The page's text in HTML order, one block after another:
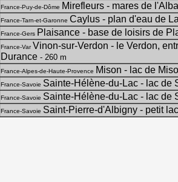
France-Puy-de-Dôme Mirefleurs - mares de
France-Tarn-et-Garonne Caylus - plan d'eau de
France-Gers Plaisance - base de loisirs de
France-VarVinon-sur-Verdon - le Verdon,
Durance - 260 m
France-Alpes-de-Haute-Provence Mison - lac de
France-Savoie Sainte-Hélène-du-Lac - lac de
France-Savoie Sainte-Hélène-du-Lac - lac de
France-Savoie Saint-Pierre-d'Albigny - petit